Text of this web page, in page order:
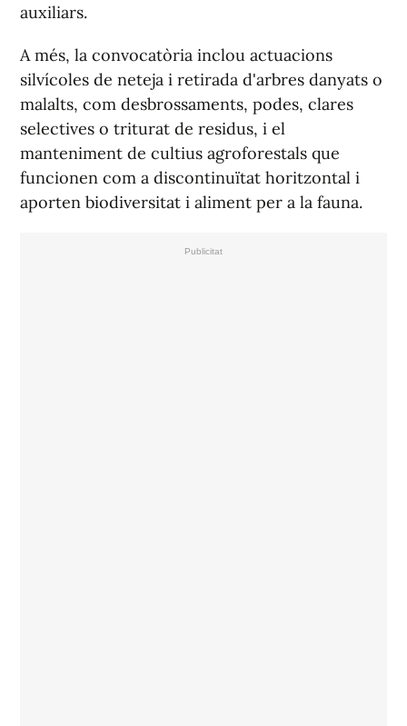
auxiliars.
A més, la convocatòria inclou actuacions
silvícoles de neteja i retirada d'arbres danyats o
malalts, com desbrossaments, podes, clares
selectives o triturat de residus, i el
manteniment de cultius agroforestals que
funcionen com a discontinuïtat horitzontal i
aporten biodiversitat i aliment per a la fauna.